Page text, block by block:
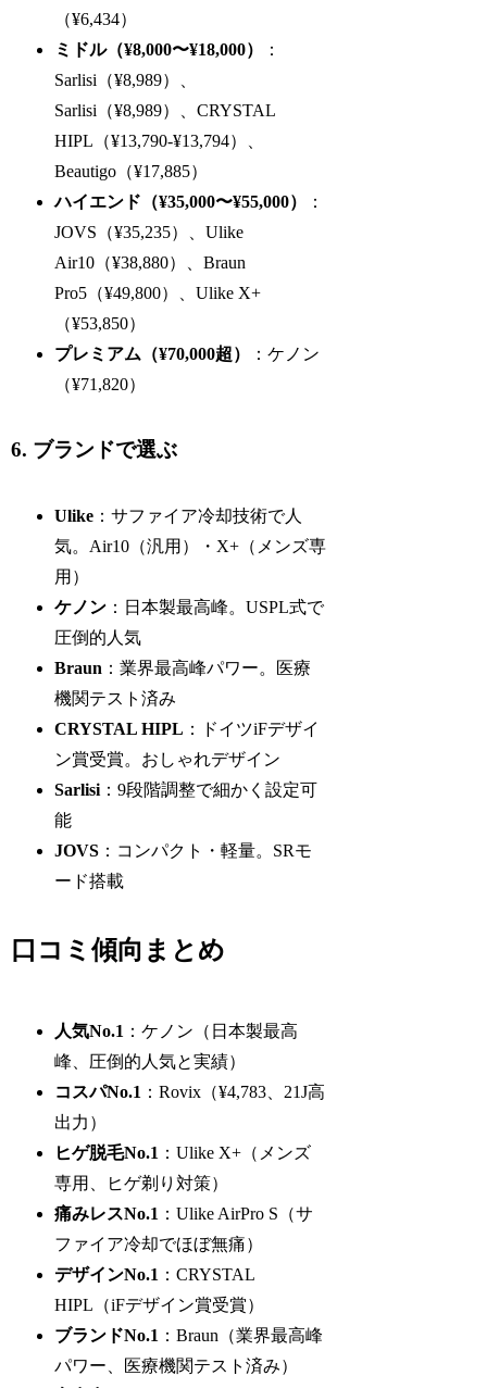
（¥6,434）
ミドル（¥8,000〜¥18,000）
：
Sarlisi（¥8,989）、
Sarlisi（¥8,989）、CRYSTAL
HIPL（¥13,790-¥13,794）、
Beautigo（¥17,885）
ハイエンド（¥35,000〜¥55,000）
：
JOVS（¥35,235）、Ulike
Air10（¥38,880）、Braun
Pro5（¥49,800）、Ulike X+
（¥53,850）
プレミアム（¥70,000超）
：ケノン
（¥71,820）
6. ブランドで選ぶ
Ulike ：サファイア冷却技術で人
気。Air10（汎用）・X+（メンズ専
用）
ケノン ：日本製最高峰。USPL式で
圧倒的人気
Braun ：業界最高峰パワー。医療
機関テスト済み
CRYSTAL HIPL ：ドイツiFデザイ
ン賞受賞。おしゃれデザイン
Sarlisi ：9段階調整で細かく設定可
能
JOVS ：コンパクト・軽量。SRモ
ード搭載
口コミ傾向まとめ
人気No.1 ：ケノン（日本製最高
峰、圧倒的人気と実績）
コスパNo.1 ：Rovix（¥4,783、21J高
出力）
ヒゲ脱毛No.1 ：Ulike X+（メンズ
専用、ヒゲ剃り対策）
痛みレスNo.1 ：Ulike AirPro S（サ
ファイア冷却でほぼ無痛）
デザインNo.1 ：CRYSTAL
HIPL（iFデザイン賞受賞）
ブランドNo.1 ：Braun（業界最高峰
パワー、医療機関テスト済み）